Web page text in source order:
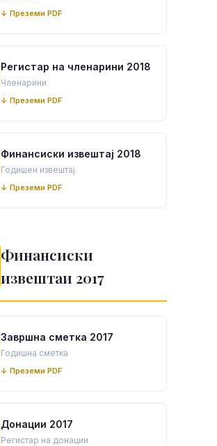
↓ Преземи PDF
Регистар на членарини 2018
Членарини
↓ Преземи PDF
Финансиски извештај 2018
Годишен извештај
↓ Преземи PDF
Финансиски
извештаи 2017
Завршна сметка 2017
Годишна сметка
↓ Преземи PDF
Донации 2017
Регистар на донации